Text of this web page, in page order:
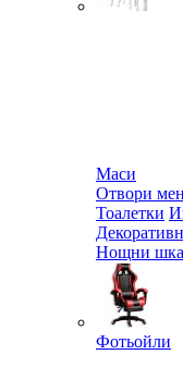
Маси
Отвори
Тоалетки
Нощни
Фотьойли